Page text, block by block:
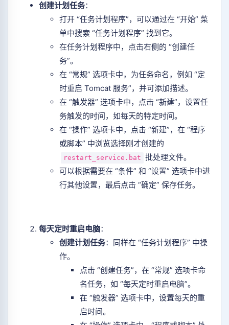
创建计划任务：
打开 “任务计划程序”，可以通过在 “开始” 菜
单中搜索 “任务计划程序” 找到它。
在任务计划程序中，点击右侧的 “创建任
务”。
在 “常规” 选项卡中，为任务命名，例如 “定
时重启 Tomcat 服务”，并可添加描述。
在 “触发器” 选项卡中，点击 “新建”，设置任
务触发的时间，如每天的特定时间。
在 “操作” 选项卡中，点击 “新建”，在 “程序
或脚本” 中浏览选择刚才创建的
restart_service.bat 批处理文件。
可以根据需要在 “条件” 和 “设置” 选项卡中进
行其他设置，最后点击 “确定” 保存任务。
每天定时重启电脑：
创建计划任务：同样在 “任务计划程序” 中操
作。
点击 “创建任务”，在 “常规” 选项卡命
名任务，如 “每天定时重启电脑”。
在 “触发器” 选项卡中，设置每天的重
启时间。